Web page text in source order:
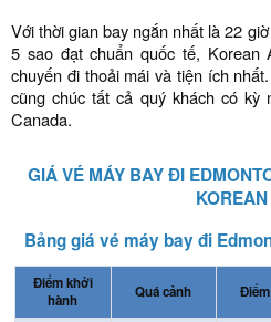
Với thời gian bay ngắn nhất là 22
5 sao đạt chuẩn quốc tế,
chuyến đi thoải mái và tiện ích
cũng chúc tất cả quý khách có kỳ
Canada.
GIÁ VÉ MÁY BAY ĐI
Bảng giá vé máy bay đi
Điểm khởi
hành
Quá cảnh